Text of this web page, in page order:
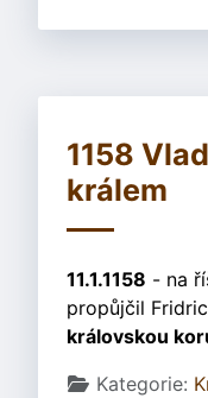
1158
králem
11.1.1158 - na
propůjčil
královskou
Základní údaje
Kategorie: